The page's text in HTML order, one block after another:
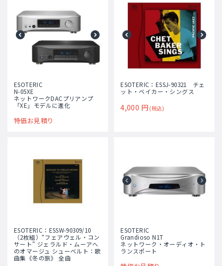
ESOTERIC
N-05XE
ネットワークDACプリアンプ
「XE」モデルに進化
特価お見積り
ESOTERIC：ESSJ-90321 チェ
ット・ベイカー・シングス
4,000 円 (税込)
ESOTERIC：ESSW-90309/10
（2枚組）“フェアウェル・コン
サート” ジェラルド・ムーアへ
のオマージュ シューベルト：歌
曲集《冬の旅》 全曲
ESOTERIC
Grandioso N1T
ネットワーク・オーディオ・ト
ランスポート